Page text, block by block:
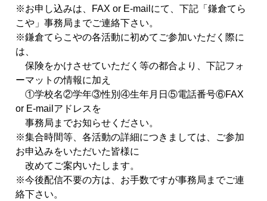
※お申し込みは、FAX or E-mailにて、下記「鎌倉てら
こや」事務局までご連絡下さい。
※鎌倉てらこやの各活動に初めてご参加いただく際に
は、
保険をかけさせていただく等の都合より、下記フォ
ーマットの情報に加え
①学校名②学年③性別④生年月 日⑤電話番号⑥FAX
or E-mailアドレスを
事務局までお知らせください。
※集合時間等、各活動の詳細につきましては、ご参加
お申込みをいただいた皆様に
改めてご案内いたします。
※今後配信不要の方は、お手数ですが事務局までご連
絡下さい。